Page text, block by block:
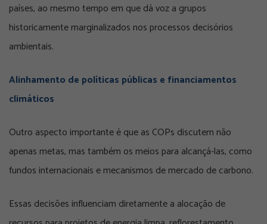
países, ao mesmo tempo em que dá voz a grupos
historicamente marginalizados nos processos decisórios
ambientais.
Alinhamento de políticas públicas e financiamentos
climáticos
Outro aspecto importante é que as COPs discutem não
apenas metas, mas também os meios para alcançá-las, como
fundos internacionais e mecanismos de mercado de carbono.
Essas decisões influenciam diretamente a alocação de